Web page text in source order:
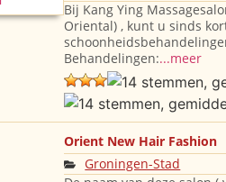
Bij Kang Ying
Oriental) , kunt u sinds
Behandelingen:...meer
Orient New Hair Fashion
Groningen-Stad